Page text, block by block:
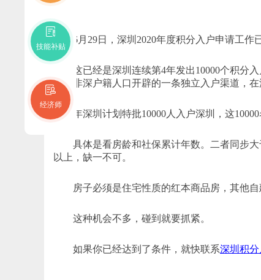
6月29日，深圳2020年度积分入户申请工作已
这已经是深圳连续第4年发出10000个积分入
住的非深户籍人口开辟的一条独立入户渠道，
年深圳计划特批10000人入户深圳，这10000
具体是看房龄和社保累计年数。二者同步大
以上，缺一不可。
房子必须是住宅性质的红本商品房，其他自
这种机会不多，碰到就要抓紧。
如果你已经达到了条件，就快联系深圳积
技能补贴
经济师